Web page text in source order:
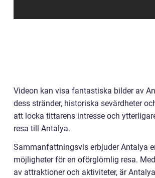
Videon kan visa fantastiska bilder av
dess stränder, historiska sevärdheter
att locka tittarens intresse och
resa till Antalya.
Sammanfattningsvis erbjuder Antalya
möjligheter för en oförglömlig resa.
av attraktioner och aktiviteter, är